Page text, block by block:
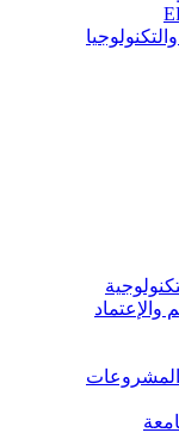
والإعتماد
المشروعات